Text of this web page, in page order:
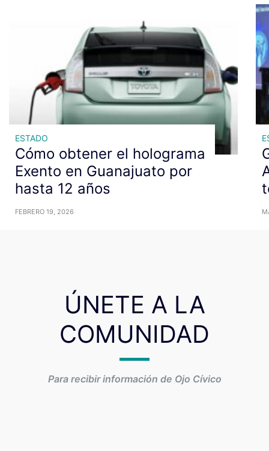
ESTADO
Cómo obtener el holograma
Exento en Guanajuato por
hasta 12 años
FEBRERO 19, 2026
ÚNETE A LA
COMUNIDAD
Para recibir información de Ojo Cívico